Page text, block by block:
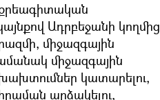
քրեագիտական
Ադրբեջանի կողմից
միջազգային
միջազգային
կատարելու,
արձակելու,